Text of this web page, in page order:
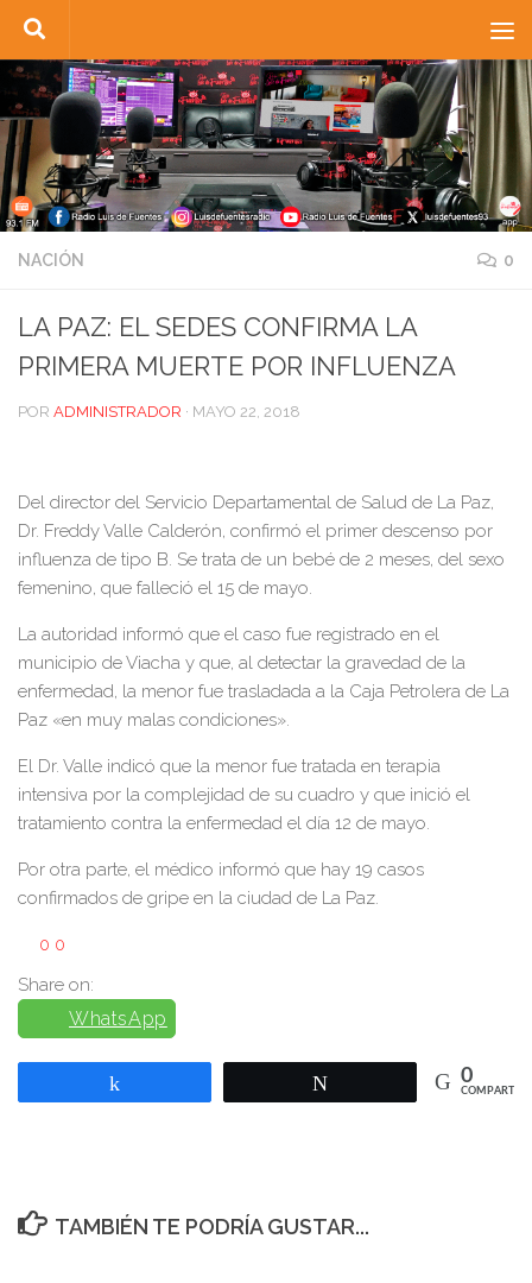
Saltar al contenido
NACIÓN 0
LA PAZ: EL SEDES CONFIRMA LA
PRIMERA MUERTE POR INFLUENZA
POR ADMINISTRADOR · MAYO 22, 2018
Del director del Servicio Departamental de Salud de La Paz,
Dr. Freddy Valle Calderón, confirmó el primer descenso por
influenza de tipo B. Se trata de un bebé de 2 meses, del sexo
femenino, que falleció el 15 de mayo.
La autoridad informó que el caso fue registrado en el
municipio de Viacha y que, al detectar la gravedad de la
enfermedad, la menor fue trasladada a la Caja Petrolera de La
Paz «en muy malas condiciones».
El Dr. Valle indicó que la menor fue tratada en terapia
intensiva por la complejidad de su cuadro y que inició el
tratamiento contra la enfermedad el día 12 de mayo.
Por otra parte, el médico informó que hay 19 casos
confirmados de gripe en la ciudad de La Paz.
0 0
Share on:
WhatsApp
0
COMPARTIR
TAMBIÉN TE PODRÍA GUSTAR...